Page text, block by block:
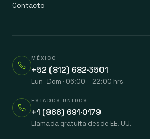
Contacto
MÉXICO
+52 (812) 682·3501
Lun–Dom · 06:00 – 22:00 hrs
ESTADOS UNIDOS
+1 (866) 691·0179
Llamada gratuita desde EE. UU.